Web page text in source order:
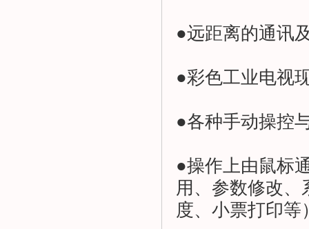
●远距离的通讯
●彩色工业电视
●各种手动操控
●操作上由鼠标
用、参数修改、
度、小票打印